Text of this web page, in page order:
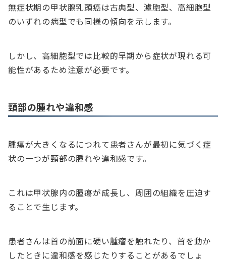
無症状期の甲状腺乳頭癌は古典型、濾胞型、高細胞型
のいずれの病型でも同様の傾向を示します。
しかし、高細胞型では比較的早期から症状が現れる可
能性があるため注意が必要です。
頸部の腫れや違和感
腫瘍が大きくなるにつれて患者さんが最初に気づく症
状の一つが頸部の腫れや違和感です。
これは甲状腺内の腫瘍が成長し、周囲の組織を圧迫す
ることで生じます。
患者さんは首の前面に硬い腫瘤を触れたり、首を動か
したときに違和感を感じたりすることがあるでしょ